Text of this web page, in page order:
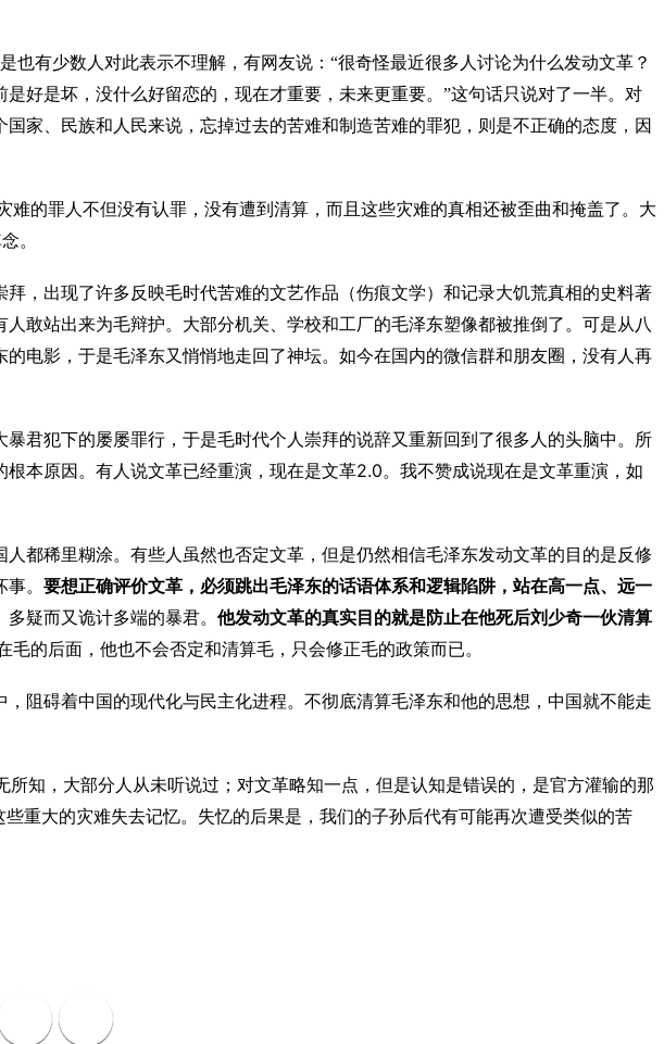
有少数人对此表示不理解，有网友说：“很奇怪最近很多人讨论为什么发动文革？
好是坏，没什么好留恋的，现在才重要，未来更重要。”这句话只说对了一半。对
家、民族和人民来说，忘掉过去的苦难和制造苦难的罪犯，则是不正确的态度，因
的罪人不但没有认罪，没有遭到清算，而且这些灾难的真相还被歪曲和掩盖了。大
。
，出现了许多反映毛时代苦难的文艺作品（伤痕文学）和记录大饥荒真相的史料著
敢站出来为毛辩护。大部分机关、学校和工厂的毛泽东塑像都被推倒了。可是从八
电影，于是毛泽东又悄悄地走回了神坛。如今在国内的微信群和朋友圈，没有人再
君犯下的屡屡罪行，于是毛时代个人崇拜的说辞又重新回到了很多人的头脑中。所
本原因。有人说文革已经重演，现在是文革2.0。我不赞成说现在是文革重演，如
都稀里糊涂。有些人虽然也否定文革，但是仍然相信毛泽东发动文革的目的是反修
。 要想正确评价文革，必须跳出毛泽东的话语体系和逻辑陷阱，站在高一点、远一
疑而又诡计多端的暴君。 他发动文革的真实目的就是防止在他死后刘少奇一伙清算
的后面，他也不会否定和清算毛，只会修正毛的政策而已。
阻碍着中国的现代化与民主化进程。不彻底清算毛泽东和他的思想，中国就不能走
知，大部分人从未听说过；对文革略知一点，但是认知是错误的，是官方灌输的那
重大的灾难失去记忆。失忆的后果是，我们的子孙后代有可能再次遭受类似的苦